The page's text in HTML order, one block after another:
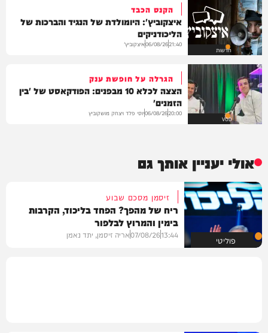
חדשות
הקנס הכבד
איצקוביץ': היומולדת של הנגיד והברכות של
הליכודניקים
21:40
06/08/26איצקוביץ'
VOD
הגרלה על חופשת ענק
הצצה לכלא 10 מבפנים: הפודקאסט של 'בין
הזמנים'
20:00
06/08/26יוסי פלד ויצחק מושקוביץ
אולי יעניין אותך גם
פוליטי
זיסמן מסכם שבוע
ריח של מהפך? הפחד בליכוד, הקרבות
בימין והמרוץ לבלפור
13:44
07/08/26אריה זיסמן, יתד נאמן